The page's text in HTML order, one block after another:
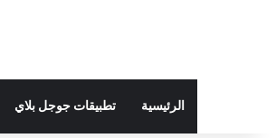
الرئيسية تطبيقات جوجل بلاي